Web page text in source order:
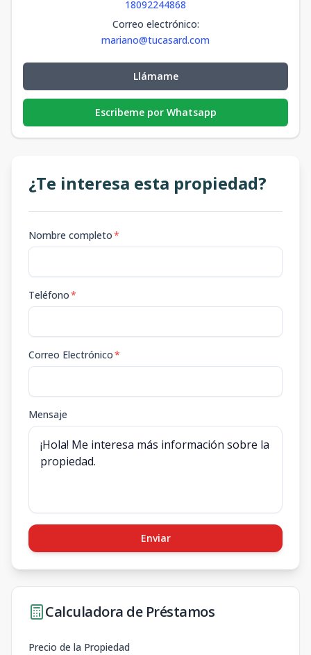
18092244868
Correo electrónico:
mariano@tucasard.com
Llámame
Escribeme por Whatsapp
¿Te interesa esta propiedad?
Nombre completo*
Teléfono*
Correo Electrónico*
Mensaje
Enviar
Calculadora de Préstamos
Precio de la Propiedad